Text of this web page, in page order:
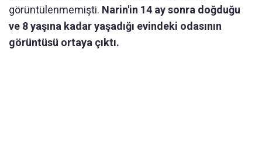
görüntülenmemişti. Narin'in 14 ay sonra doğduğu
ve 8 yaşına kadar yaşadığı evindeki odasının
görüntüsü ortaya çıktı.